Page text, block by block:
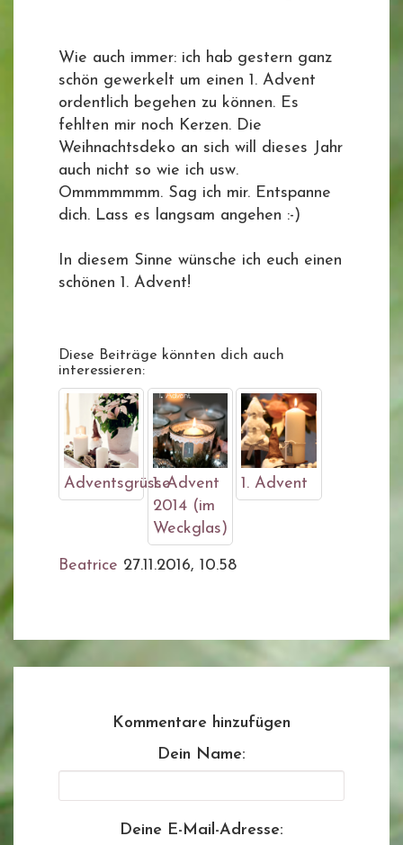
Wie auch immer: ich hab gestern ganz
schön gewerkelt um einen 1. Advent
ordentlich begehen zu können. Es
fehlten mir noch Kerzen. Die
Weihnachtsdeko an sich will dieses Jahr
auch nicht so wie ich usw.
Ommmmmmm. Sag ich mir. Entspanne
dich. Lass es langsam angehen :-)
In diesem Sinne wünsche ich euch einen
schönen 1. Advent!
Diese Beiträge könnten dich auch
interessieren:
Adventsgrüsse1. Advent
2014 (im
Weckglas)
1. Advent
Beatrice 27.11.2016, 10.58
Kommentare hinzufügen
Dein Name:
Deine E-Mail-Adresse: